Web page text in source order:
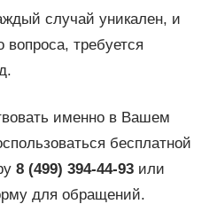
случай уникален, и
вопроса, требуется
именно в Вашем
бесплатной
8 (499) 394-44-93или
для обращений.